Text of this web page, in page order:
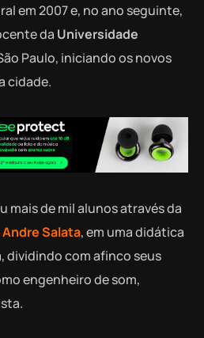
em 2007 e, no ano seguinte,
da Universidade
Paulo, iniciando os novos
cidade.
mais de mil alunos através da
Salata, em uma didática
dividindo com afinco seus
engenheiro de som,